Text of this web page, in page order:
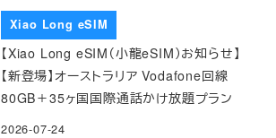
Xiao Long eSIM
【Xiao Long eSIM（小龍eSIM）お知らせ】
【新登場】オーストラリア Vodafone回線
80GB＋35ヶ国国際通話かけ放題プラン
2026-07-24